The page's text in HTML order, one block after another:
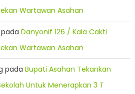
Wartawan Asahan
pada Danyonif 126 / Kala Cakti
Wartawan Asahan
pada Bupati Asahan Tekankan
Untuk Menerapkan 3 T